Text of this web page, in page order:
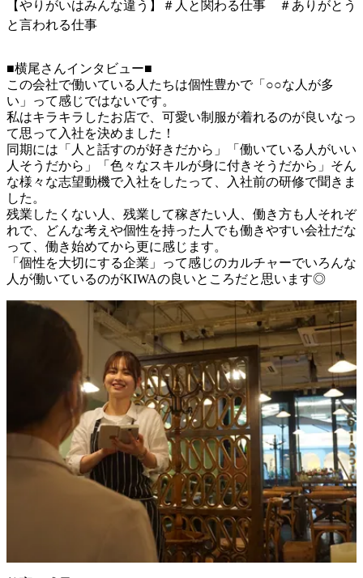
【やりがいはみんな違う】＃人と関わる仕事 ＃ありがとう
と言われる仕事
■横尾さんインタビュー■
この会社で働いている人たちは個性豊かで「○○な人が多
い」って感じではないです。
私はキラキラしたお店で、可愛い制服が着れるのが良いなっ
て思って入社を決めました！
同期には「人と話すのが好きだから」「働いている人がいい
人そうだから」「色々なスキルが身に付きそうだから」そん
な様々な志望動機で入社をしたって、入社前の研修で聞きま
した。
残業したくない人、残業して稼ぎたい人、働き方も人それぞ
れで、どんな考えや個性を持った人でも働きやすい会社だな
って、働き始めてから更に感じます。
「個性を大切にする企業」って感じのカルチャーでいろんな
人が働いているのがKIWAの良いところだと思います◎